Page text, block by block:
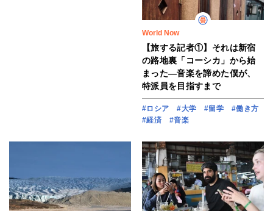
World Now
【旅する記者①】それは新宿
の路地裏「コーシカ」から始
まった―音楽を諦めた僕が、
特派員を目指すまで
#ロシア #大学 #留学
#働き方
#経済
#音楽